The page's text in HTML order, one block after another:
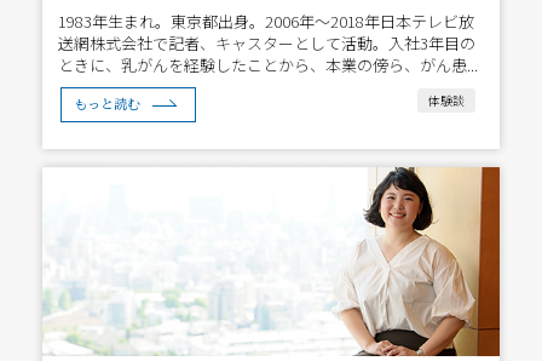
1983年生まれ。東京都出身。2006年～2018年日本テレビ放
送網株式会社で記者、キャスターとして活動。入社3年目の
ときに、乳がんを経験したことから、本業の傍ら、がん患...
もっと読む 体験談